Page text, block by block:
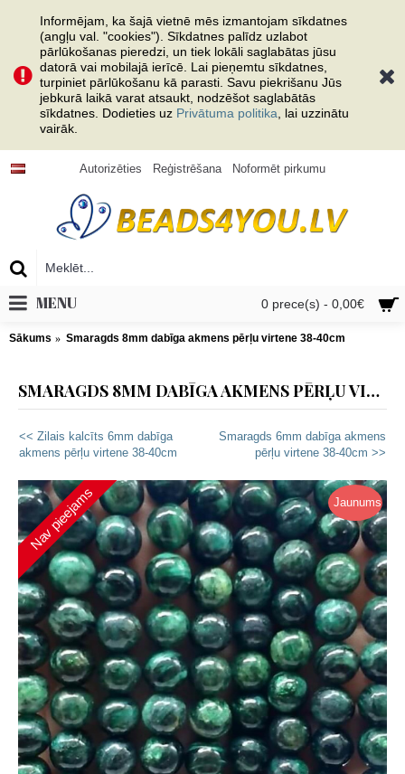
Informējam, ka šajā vietnē mēs izmantojam sīkdatnes
(angļu val. "cookies"). Sīkdatnes palīdz uzlabot
pārlūkošanas pieredzi, un tiek lokāli saglabātas jūsu
datorā vai mobilajā ierīcē. Lai pieņemtu sīkdatnes,
turpiniet pārlūkošanu kā parasti. Savu piekrišanu Jūs
jebkurā laikā varat atsaukt, nodzēšot saglabātās
sīkdatnes. Dodieties uz Privātuma politika , lai uzzinātu
vairāk.
Autorizēties Reģistrēšana Noformēt pirkumu
0 prece(s) - 0,00€
MENU
Sākums Smaragds 8mm dabīga akmens pērļu virtene 38-40cm
SMARAGDS 8MM DABĪGA AKMENS PĒRĻU VIRTENE 38-40CM
<< Zilais kalcīts 6mm dabīga
akmens pērļu virtene 38-40cm
Smaragds 6mm dabīga akmens
pērļu virtene 38-40cm >>
Jaunums
Nav pieejams